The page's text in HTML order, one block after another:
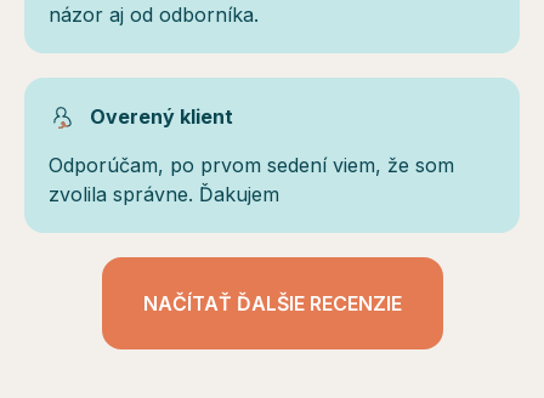
názor aj od odborníka.
Overený klient
Odporúčam, po prvom sedení viem, že som
zvolila správne. Ďakujem
NAČÍTAŤ ĎALŠIE RECENZIE